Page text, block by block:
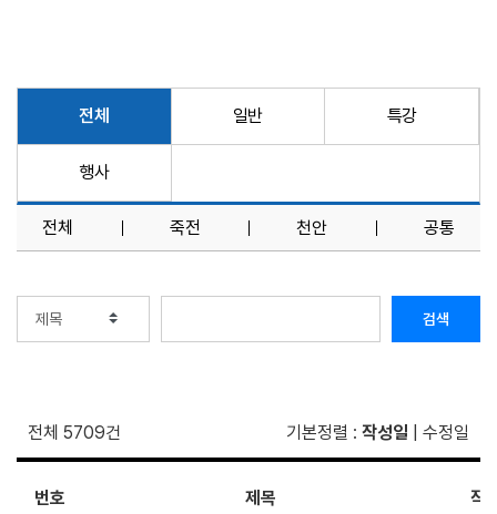
전체 일반 특강
행사
전체 죽전 천안 공통
검색
전체 5709건 기본정렬 : 작성일 수정일
번호 제목 작